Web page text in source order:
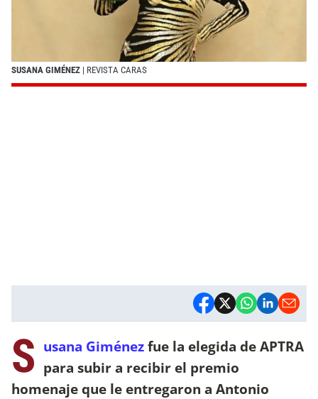
SUSANA GIMÉNEZ | REVISTA CARAS
S usana Giménezfue la elegida de APTRA
para subir a recibir el premio
homenaje que le entregaron a Antonio